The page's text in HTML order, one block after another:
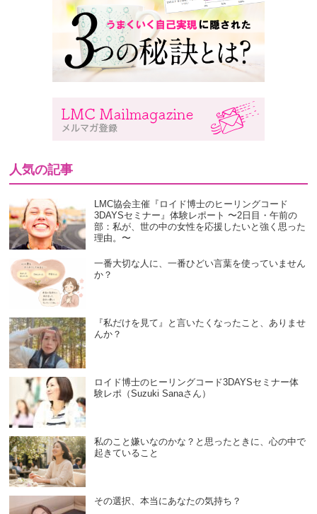
人気の記事
LMC協会主催『ロイド博士のヒーリングコード
3DAYSセミナー』体験レポート 〜2日目・午前の
部：私が、世の中の女性を応援したいと強く思った
理由。〜
一番大切な人に、一番ひどい言葉を使っていません
か？
『私だけを見て』と言いたくなったこと、ありませ
んか？
ロイド博士のヒーリングコード3DAYSセミナー体
験レポ（Suzuki Sanaさん）
私のこと嫌いなのかな？と思ったときに、心の中で
起きていること
その選択、本当にあなたの気持ち？